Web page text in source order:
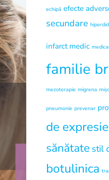
echipă efecte
secundare
infarct medic
familie
mezoterapie migrena
pneumonie prevenar
de expresie
sănătate stil
botulinica